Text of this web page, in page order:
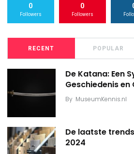
0
Followers
0
Followers
RECENT POPULAR
De Katana: Een
Geschiedenis en
By MuseumKennis.nl
De laatste
2024